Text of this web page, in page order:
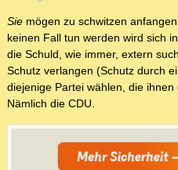
Sie mögen zu schwitzen
keinen Fall tun werden wird sich
die Schuld, wie immer, extern
Schutz verlangen (Schutz durch
diejenige Partei wählen, die
Nämlich die CDU.